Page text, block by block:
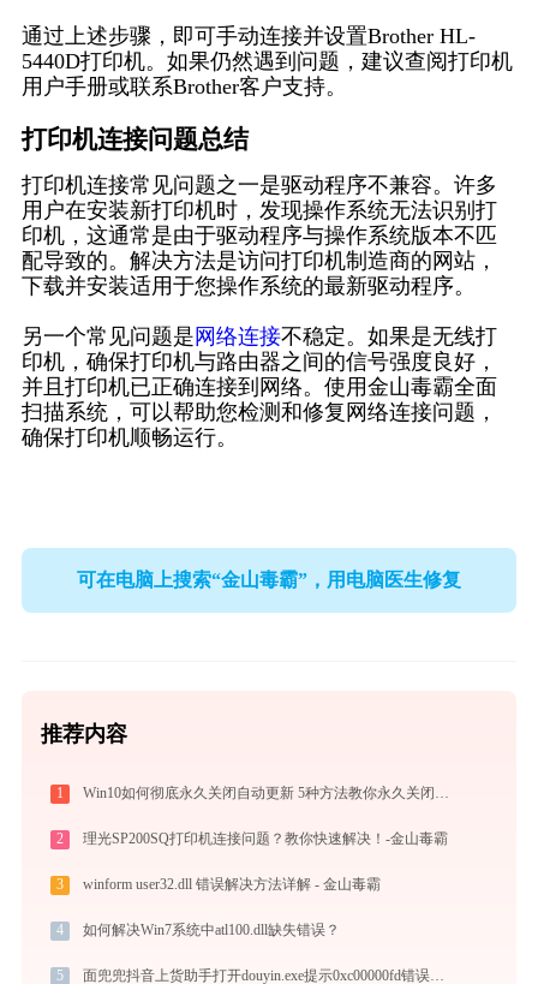
通过上述步骤，即可手动连接并设置Brother HL-
5440D打印机。如果仍然遇到问题，建议查阅打印机
用户手册或联系Brother客户支持。
打印机连接问题总结
打印机连接常见问题之一是驱动程序不兼容。许多
用户在安装新打印机时，发现操作系统无法识别打
印机，这通常是由于驱动程序与操作系统版本不匹
配导致的。解决方法是访问打印机制造商的网站，
下载并安装适用于您操作系统的最新驱动程序。
另一个常见问题是 网络连接不稳定。如果是无线打
印机，确保打印机与路由器之间的信号强度良好，
并且打印机已正确连接到网络。使用金山毒霸全面
扫描系统，可以帮助您检测和修复网络连接问题，
确保打印机顺畅运行。
可在电脑上搜索“金山毒霸”，用电脑医生修复
推荐内容
1 Win10如何彻底永久关闭自动更新 5种方法教你永久关闭win10自动更新
2 理光SP200SQ打印机连接问题？教你快速解决！-金山毒霸
3 winform user32.dll 错误解决方法详解 - 金山毒霸
4 如何解决Win7系统中atl100.dll缺失错误？
5 面兜兜抖音上货助手打开douyin.exe提示0xc00000fd错误码怎么办